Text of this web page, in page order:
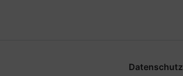
Datenschutz